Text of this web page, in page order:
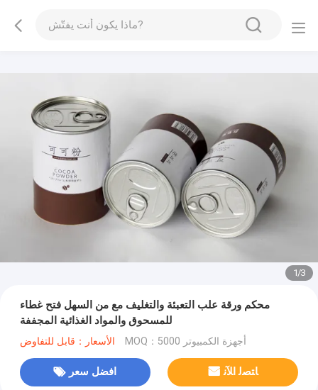
1/3
محكم ورقة علب التعبئة والتغليف مع من السهل فتح غطاء
للمسحوق والمواد الغذائية المجففة
الأسعار：قابل للتفاوض MOQ：أجهزة الكمبيوتر 5000
افضل سعر ﺎﺘﺼﻟ ﺍﻶﻧ